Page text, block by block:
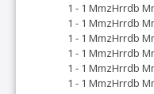
1 - 1 MmzHrrdb
1 - 1 MmzHrrdb
1 - 1 MmzHrrdb
1 - 1 MmzHrrdb
1 - 1 MmzHrrdb
1 - 1 MmzHrrdb